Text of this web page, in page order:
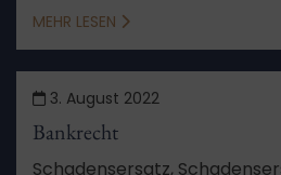
Bauverzug haben.
MEHR LESEN
3. August 2022
Bankrecht
Schadensersatz,